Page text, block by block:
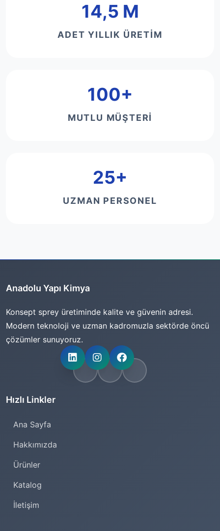
14,5 M
ADET YILLIK ÜRETIM
100+
MUTLU MÜŞTERI
25+
UZMAN PERSONEL
Anadolu Yapı Kimya
Konsept sprey üretiminde kalite ve güvenin adresi.
Modern teknoloji ve uzman kadromuzla sektörde öncü
çözümler sunuyoruz.
Hızlı Linkler
Ana Sayfa
Hakkımızda
Ürünler
Katalog
İletişim